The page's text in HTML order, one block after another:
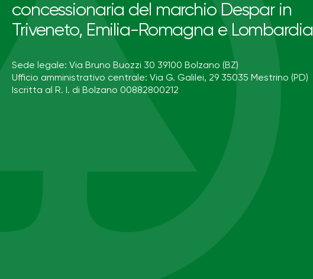
concessionaria del marchio Despar in
Triveneto, Emilia-Romagna e Lombardia
Sede legale: Via Bruno Buozzi 30 39100 Bolzano (BZ)
Ufficio amministrativo centrale: Via G. Galilei, 29 35035 Mestrino (PD)
Iscritta al R. I. di Bolzano 00882800212